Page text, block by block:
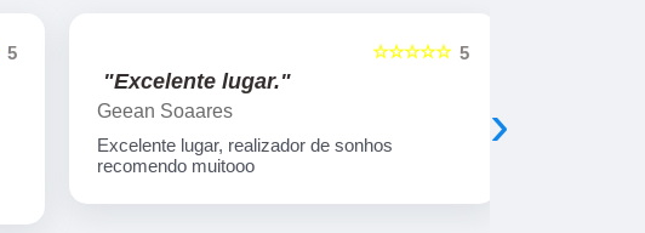
5 5
☆☆☆☆☆
"Excelente lugar."
Geean Soaares
Excelente lugar, realizador de sonhos
recomendo muitooo
›